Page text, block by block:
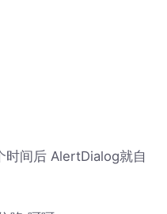
时间后 AlertDialog就自